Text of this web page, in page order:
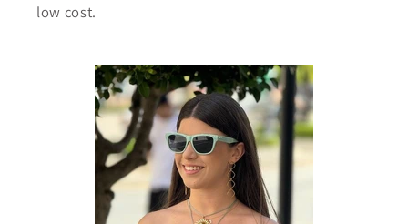
low cost.